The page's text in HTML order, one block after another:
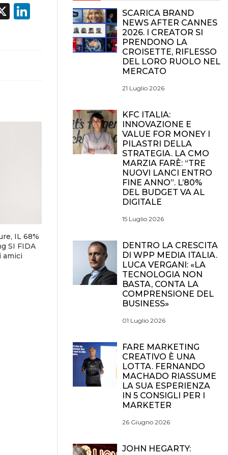
X LinkedIn
IL 68%
SI FIDA
amici
SCARICA BRAND
NEWS AFTER CANNES
2026. I CREATOR SI
PRENDONO LA
CROISETTE, RIFLESSO
DEL LORO RUOLO NEL
MERCATO
21 Luglio 2026
KFC ITALIA:
INNOVAZIONE E
VALUE FOR MONEY I
PILASTRI DELLA
STRATEGIA. LA CMO
MARZIA FARÈ: “TRE
NUOVI LANCI ENTRO
FINE ANNO”. L’80%
DEL BUDGET VA AL
DIGITALE
15 Luglio 2026
DENTRO LA CRESCITA
DI WPP MEDIA ITALIA.
LUCA VERGANI: «LA
TECNOLOGIA NON
BASTA, CONTA LA
COMPRENSIONE DEL
BUSINESS»
01 Luglio 2026
FARE MARKETING
CREATIVO È UNA
LOTTA. FERNANDO
MACHADO RIASSUME
LA SUA ESPERIENZA
IN 5 CONSIGLI PER I
MARKETER
26 Giugno 2026
JOHN HEGARTY: